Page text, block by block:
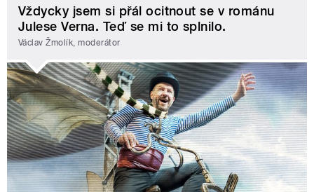
Vždycky jsem si přál ocitnout se v románu
Julese Verna. Teď se mi to splnilo.
Václav Žmolík, moderátor